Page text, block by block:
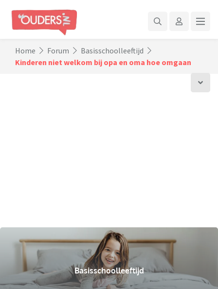
Home Forum
Basisschoolleeftijd
Kinderen niet welkom bij opa en oma hoe omgaan
Basisschoolleeftijd